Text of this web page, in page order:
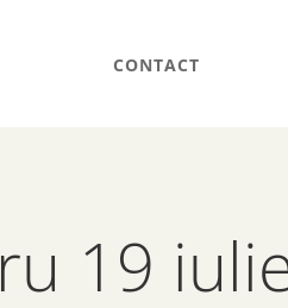
CONTACT
19